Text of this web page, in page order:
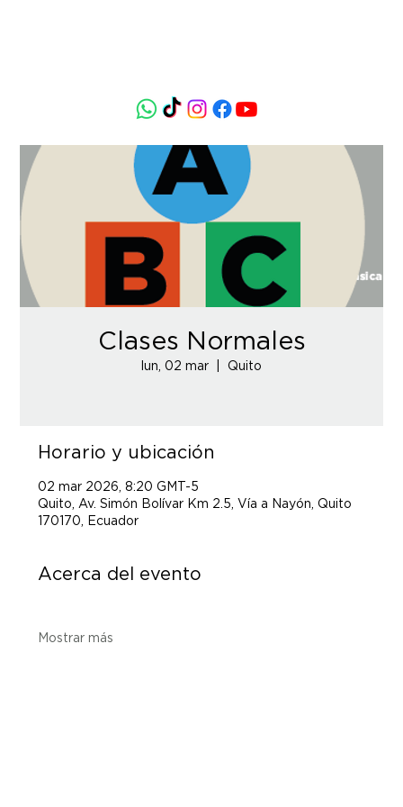
Clases Normales
lun, 02 mar Quito
Horario y ubicación
02 mar 2026, 8:20 GMT-5
Quito, Av. Simón Bolívar Km 2.5, Vía a Nayón, Quito
170170, Ecuador
Acerca del evento
Mostrar más